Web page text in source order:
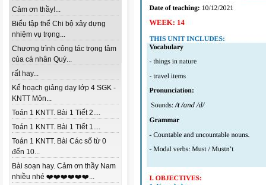
Cảm ơn thầy!...
Biểu tập thể Chi bộ xây dựng
nhiệm vụ trọng...
Chương trình công tác trọng tâm
của cá nhân Quý...
rất hay...
Kế hoạch giảng dạy lớp 4 SGK -
KNTT Môn...
Toán 1 KNTT. Bài 1 Tiết 2....
Toán 1 KNTT. Bài 1 Tiết 1....
Toán 1 KNTT. Bài Các số từ 0
đến 10...
Bài soạn hay. Cảm ơn thầy Nam
nhiều nhé ❤️❤️❤️❤️❤️❤️...